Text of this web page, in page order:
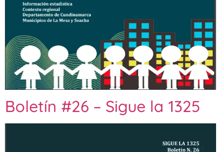
Boletín #26 – Sigue la 1325